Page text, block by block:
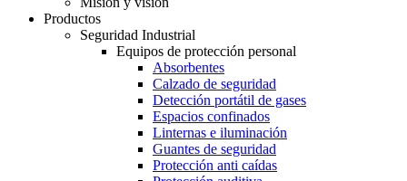
Productos
Seguridad Industrial
Equipos de protección personal
Absorbentes
Calzado de seguridad
Detección portátil de gases
Espacios confinados
Linternas e iluminación
Guantes de seguridad
Protección anti caídas